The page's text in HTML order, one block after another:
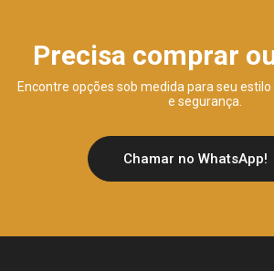
Precisa comprar
Encontre opções sob medida para seu
e segurança.
Chamar no WhatsApp!